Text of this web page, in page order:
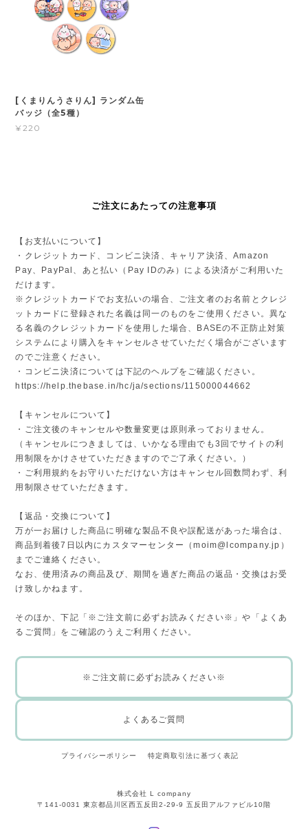
[くまりんうさりん] ランダム缶
バッジ（全5種）
¥220
ご注文にあたっての注意事項
【お支払いについて】
・クレジットカード、コンビニ決済、キャリア決済、Amazon
Pay、PayPal、あと払い（Pay IDのみ）による決済がご利用いた
だけます。
※クレジットカードでお支払いの場合、ご注文者のお名前とクレジ
ットカードに登録された名義は同一のものをご使用ください。異な
る名義のクレジットカードを使用した場合、BASEの不正防止対策
システムにより購入をキャンセルさせていただく場合がございます
のでご注意ください。
・コンビニ決済については下記のヘルプをご確認ください。
https://help.thebase.in/hc/ja/sections/115000044662
【キャンセルについて】
・ご注文後のキャンセルや数量変更は原則承っておりません。
（キャンセルにつきましては、いかなる理由でも3回でサイトの利
用制限をかけさせていただきますのでご了承ください。）
・ご利用規約をお守りいただけない方はキャンセル回数問わず、利
用制限させていただきます。
【返品・交換について】
万が一お届けした商品に明確な製品不良や誤配送があった場合は、
商品到着後7日以内にカスタマーセンター（moim@lcompany.jp ）
までご連絡ください。
なお、使用済みの商品及び、期間を過ぎた商品の返品・交換はお受
け致しかねます。
そのほか、下記「※ご注文前に必ずお読みください※」や「よくあ
るご質問」をご確認のうえご利用ください。
※ご注文前に必ずお読みください※
よくあるご質問
株式会社 L company
〒141-0031 東京都品川区西五反田2-29-9 五反田アルファビル10階
プライバシーポリシー 特定商取引法に基づく表記